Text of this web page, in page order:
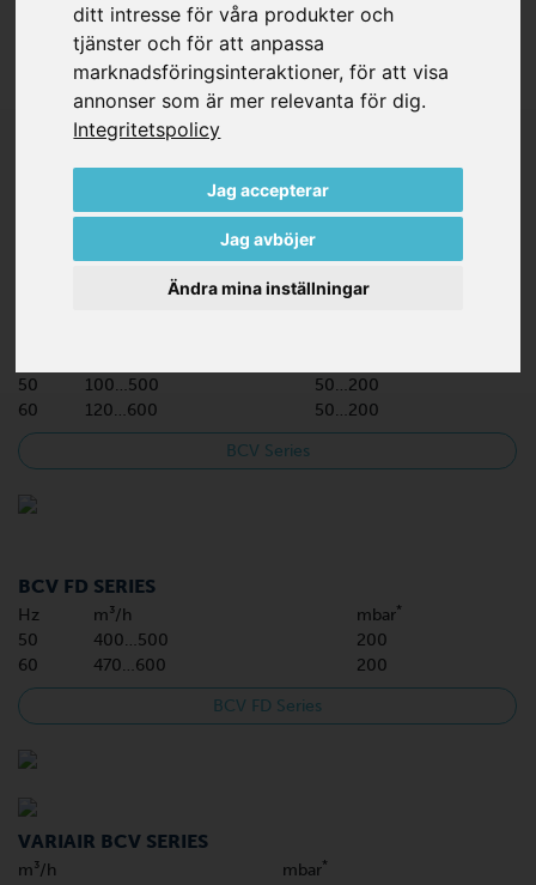
ditt intresse för våra produkter och
tjänster och för att anpassa
marknadsföringsinteraktioner,för att visa
annonser som är mer relevanta för dig.
Integritetspolicy
Jag accepterar
Jag avböjer
Ändra mina inställningar
Kontakta oss
BCV | VARIAIR
50 100…500
50…200
60
120…600 50…200
BCV Series
BCV FD SERIES
Hz m³/h mbar*
50 400…500
200
60
470…600 200
BCV FD Series
VARIAIR BCV SERIES
m³/h mbar*